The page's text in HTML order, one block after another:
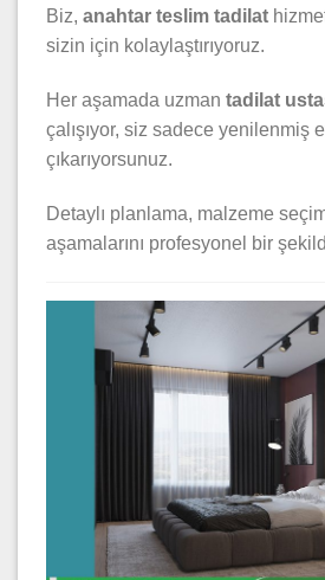
Biz, anahtar teslim tadilat
sizin için kolaylaştırıyoruz.
Her aşamada uzman tadilat
çalışıyor, siz sadece yenilenmiş
çıkarıyorsunuz.
Detaylı planlama, malzeme
aşamalarını profesyonel bir